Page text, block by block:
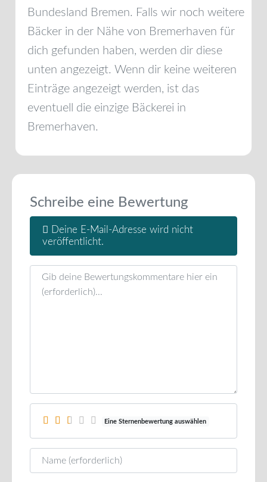
Bundesland Bremen. Falls wir noch weitere
Bäcker in der Nähe von Bremerhaven für
dich gefunden haben, werden dir diese
unten angezeigt. Wenn dir keine weiteren
Einträge angezeigt werden, ist das
eventuell die einzige Bäckerei in
Bremerhaven.
Schreibe eine Bewertung
Deine E-Mail-Adresse wird nicht
veröffentlicht.
Rezensionstext
Eine Sternenbewertung auswählen
Name